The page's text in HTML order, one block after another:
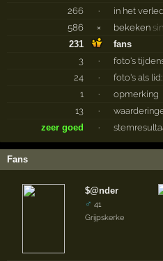
266
·
in het
586
× bekeken
231
fans
3
·
foto's
24
·
foto's als
1
·
opmerking
13
·
zeer goed
·
Fans
$@nder
♂ 41
Grijpskerke